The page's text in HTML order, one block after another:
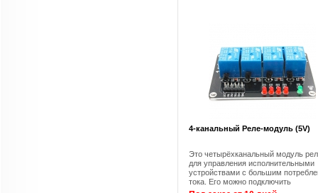
4-канальный Pеле-модуль (5V)
Это четырёхканальный модуль
для управления исполнительными
устройствами с большим
тока. Его можно подключить
практически к любому